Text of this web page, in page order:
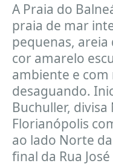
A Praia do
praia de mar
pequenas,
cor amarelo
ambiente e
desaguando.
Buchuller,
Florianópolis
ao lado Norte
final da Rua